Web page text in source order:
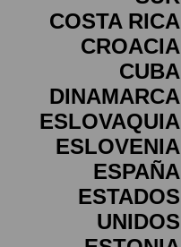
COSTA RICA
CROACIA
CUBA
DINAMARCA
ESLOVAQUIA
ESLOVENIA
ESPAÑA
ESTADOS
UNIDOS